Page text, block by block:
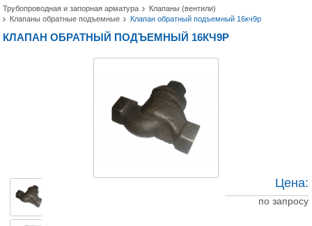
Трубопроводная и запорная арматура
Клапаны (вентили)
Клапаны обратные подъемные
Клапан обратный подъемный 16кч9р
КЛАПАН ОБРАТНЫЙ ПОДЪЕМНЫЙ 16КЧ9Р
Цена:
по запросу